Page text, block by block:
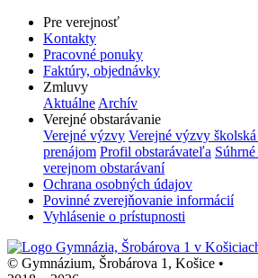
Pre verejnosť
Kontakty
Pracovné ponuky
Faktúry, objednávky
Zmluvy
Aktuálne Archív
Verejné obstarávanie
Verejné výzvy Verejné výzvy školská
prenájom Profil obstarávateľa
verejnom obstarávaní
Ochrana osobných údajov
Povinné zverejňovanie informácií
Vyhlásenie o prístupnosti
© Gymnázium, Šrobárova 1, Košice •